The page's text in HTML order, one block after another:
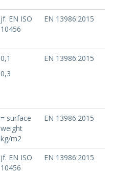
jf. EN ISO
10456
EN 13986:2015
0,1
0,3
EN 13986:2015
= surface
weight
kg/m2
EN 13986:2015
jf. EN ISO
10456
EN 13986:2015